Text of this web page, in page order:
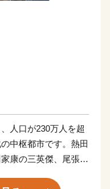
人口が230万人を超
中枢都市です。熱田
康の三英傑、尾張徳